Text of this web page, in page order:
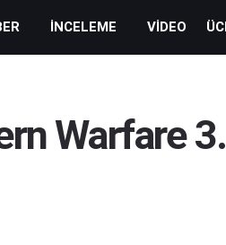
İNCELEME VIDEO
Warfare